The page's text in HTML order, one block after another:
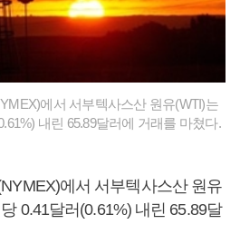
에서 서부텍사스산 원유(WTI)는
내린 65.89달러에 거래를 마쳤다.
에서 서부텍사스산 원유
0.41달러(0.61%) 내린 65.89달